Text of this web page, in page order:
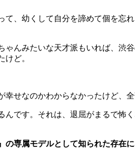
、幼くして自分を諦めて個を忘
んみたいな天才派もいれば、
けど。
せなのかわからなかったけど、
です。それは、退屈がまるで
専属モデルとして知られた存在に